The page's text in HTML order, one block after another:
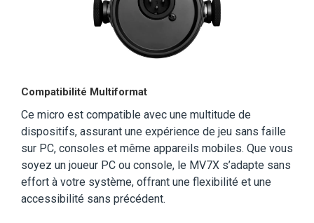
Compatibilité Multiformat
Ce micro est compatible avec une multitude de
dispositifs, assurant une expérience de jeu sans faille
sur PC, consoles et même appareils mobiles. Que vous
soyez un joueur PC ou console, le MV7X s’adapte sans
effort à votre système, offrant une flexibilité et une
accessibilité sans précédent.